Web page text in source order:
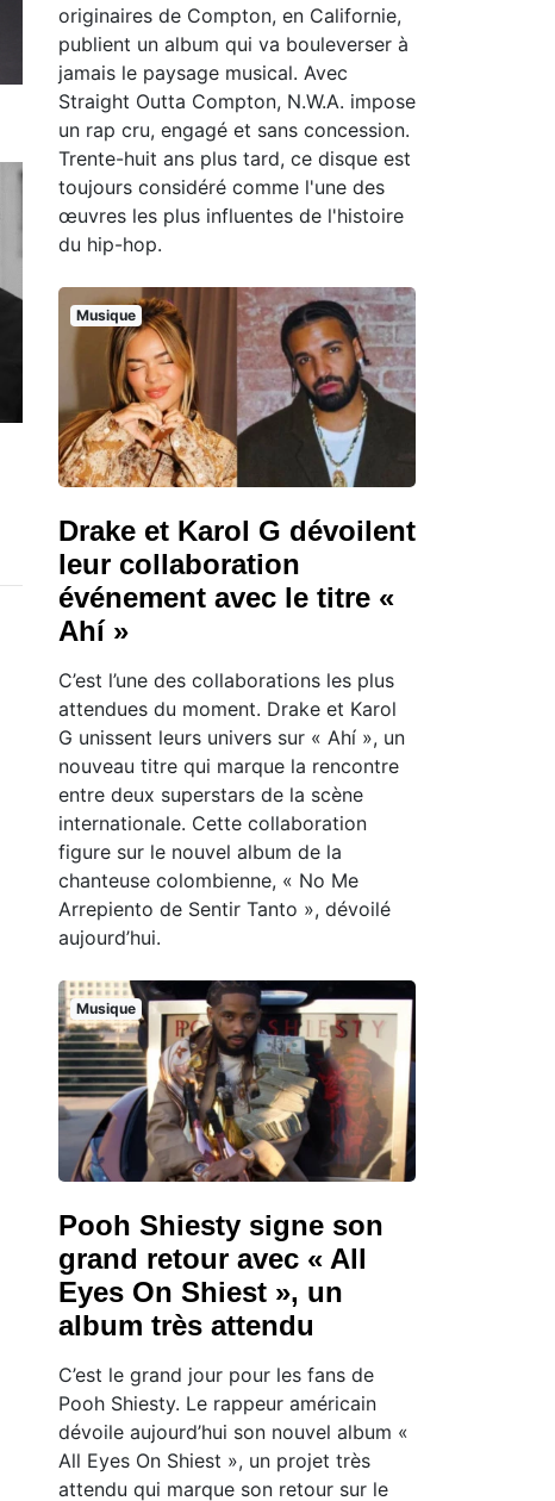
originaires de Compton, en Californie,
publient un album qui va bouleverser à
jamais le paysage musical. Avec
Straight Outta Compton, N.W.A. impose
un rap cru, engagé et sans concession.
Trente-huit ans plus tard, ce disque est
toujours considéré comme l'une des
œuvres les plus influentes de l'histoire
du hip-hop.
Musique
Drake et Karol G dévoilent
leur collaboration
événement avec le titre «
Ahí »
C’est l’une des collaborations les plus
attendues du moment. Drake et Karol
G unissent leurs univers sur « Ahí », un
nouveau titre qui marque la rencontre
entre deux superstars de la scène
internationale. Cette collaboration
figure sur le nouvel album de la
chanteuse colombienne, « No Me
Arrepiento de Sentir Tanto », dévoilé
aujourd’hui.
Musique
Pooh Shiesty signe son
grand retour avec « All
Eyes On Shiest », un
album très attendu
C’est le grand jour pour les fans de
Pooh Shiesty. Le rappeur américain
dévoile aujourd’hui son nouvel album «
All Eyes On Shiest », un projet très
attendu qui marque son retour sur le